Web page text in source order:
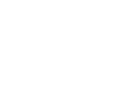
van 4,91 uit 5, 79 recensies